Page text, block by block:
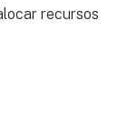
recursos